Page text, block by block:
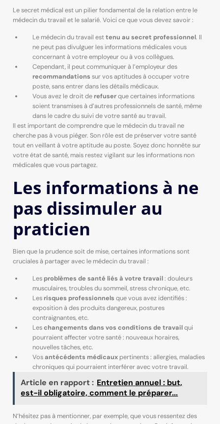
Le secret médical est un pilier fondamental de la relation entre le
médecin du travail et le salarié. Voici ce que vous devez savoir :
Le médecin du travail esttenu au secret professionnel. Il
ne peut pas divulguer les informations médicales vous
concernant à votre employeur ou à vos collègues.
Cependant, il peut communiquer à l’employeur des
recommandations sur vos aptitudes à occuper votre
poste, sans entrer dans les détails médicaux.
Vous avez le droit de refuserque certaines informations
soient transmises à d’autres professionnels de santé, même
dans le cadre du suivi de votre santé au travail.
Il est important de comprendre que le médecin du travail ne
cherche pas à vous piéger. Son rôle est de préserver votre santé
tout en veillant à votre aptitude au poste. Soyez donc honnête sur
votre état de santé, mais restez vigilant sur les informations non
médicales que vous partagez.
Les informations à ne
pas dissimuler au
praticien
Bien que la prudence soit de mise, certaines informations sont
cruciales à partager avec le médecin du travail :
Les problèmes de santé liés à votre travail: douleurs
musculaires, troubles du sommeil, stress chronique, etc.
Les risques professionnels que vous avez identifiés :
exposition à des produits dangereux, postures
contraignantes, etc.
Leschangements dans vos conditions de travailqui
pourraient affecter votre santé : nouveaux horaires,
nouvelles tâches, etc.
Vosantécédents médicauxpertinents : allergies, maladies
chroniques qui pourraient interférer avec votre travail.
Article en rapport : Entretien annuel : but,
est-il obligatoire, comment le préparer...
N’hésitez pas à mentionner, par exemple, que vous ressentez des